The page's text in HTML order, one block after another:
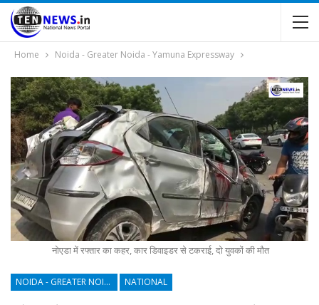
Home Noida - Greater Noida - Yamuna Expressway
नोएडा में रफ्तार का कहर, कार डिवाइडर से टकराई, दो युवकों की मौत
NOIDA - GREATER NOIDA - YAMUNA EXPRESSWAY NATIONAL